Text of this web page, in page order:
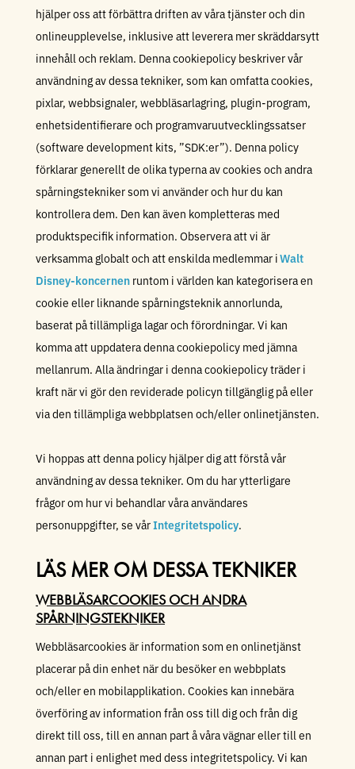
hjälper oss att förbättra driften av våra tjänster och din
onlineupplevelse, inklusive att leverera mer skräddarsytt
innehåll och reklam. Denna cookiepolicy beskriver vår
användning av dessa tekniker, som kan omfatta cookies,
pixlar, webbsignaler, webbläsarlagring, plugin-program,
enhetsidentifierare och programvaruutvecklingssatser
(software development kits, ”SDK:er”). Denna policy
förklarar generellt de olika typerna av cookies och andra
spårningstekniker som vi använder och hur du kan
kontrollera dem. Den kan även kompletteras med
produktspecifik information. Observera att vi är
verksamma globalt och att enskilda medlemmar iWalt
Disney-koncernen runtom i världen kan kategorisera en
cookie eller liknande spårningsteknik annorlunda,
baserat på tillämpliga lagar och förordningar. Vi kan
komma att uppdatera denna cookiepolicy med jämna
mellanrum. Alla ändringar i denna cookiepolicy träder i
kraft när vi gör den reviderade policyn tillgänglig på eller
via den tillämpliga webbplatsen och/eller onlinetjänsten.
Vi hoppas att denna policy hjälper dig att förstå vår
användning av dessa tekniker. Om du har ytterligare
frågor om hur vi behandlar våra användares
personuppgifter, se vårIntegritetspolicy.
LÄS MER OM DESSA TEKNIKER
WEBBLÄSARCOOKIES OCH ANDRA
SPÅRNINGSTEKNIKER
Webbläsarcookies är information som en onlinetjänst
placerar på din enhet när du besöker en webbplats
och/eller en mobilapplikation. Cookies kan innebära
överföring av information från oss till dig och från dig
direkt till oss, till en annan part å våra vägnar eller till en
annan part i enlighet med dess integritetspolicy. Vi kan